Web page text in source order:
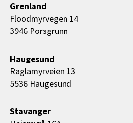
Grenland
Floodmyrvegen 14
3946 Porsgrunn
Haugesund
Raglamyrveien 13
5536 Haugesund
Stavanger